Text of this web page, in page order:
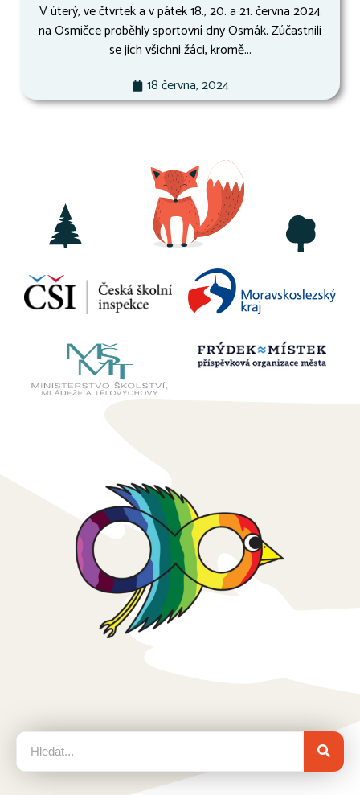
V úterý, ve čtvrtek a v pátek 18., 20. a 21. června 2024
na Osmičce proběhly sportovní dny Osmák. Zúčastnili
se jich všichni žáci, kromě...
18 června, 2024